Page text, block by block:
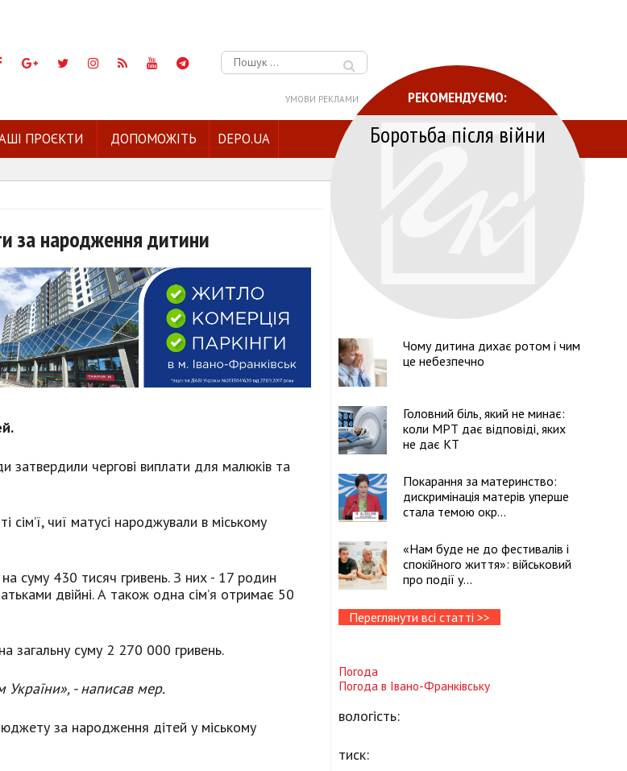
Пошук:
УМОВИ РЕКЛАМИ
ПРОЄКТИ ДОПОМОЖІТЬ DEPO.UA
за народження дитини
затвердили чергові виплати для малюків та
чиї матусі народжували в міському
суму 430 тисяч гривень. З них - 17 родин
двійні. А також одна сім’я отримає 50
загальну суму 2 270 000 гривень.
- написав мер.
за народження дітей у міському
РЕКОМЕНДУЄМО:
Боротьба після війни
Чому дитина дихає ротом і чим
це небезпечно
Головний біль, який не минає:
коли МРТ дає відповіді, яких
не дає КТ
Покарання за материнство:
дискримінація матерів уперше
стала темою окр...
«Нам буде не до фестивалів і
спокійного життя»: військовий
про події у...
Переглянути всі статті >>
Погода
Погода в Івано-Франківську
вологість:
тиск: